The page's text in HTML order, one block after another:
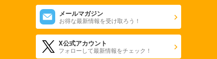
メールマガジン
お得な最新情報を受け取ろう！
X公式アカウント
フォローして最新情報をチェック！